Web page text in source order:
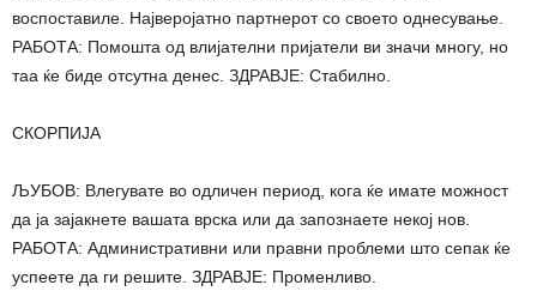
воспоставиле. Најверојатно партнерот со своето однесување.
РАБОТА: Помошта од влијателни пријатели ви значи многу, но
таа ќе биде отсутна денес. ЗДРАВЈЕ: Стабилно.
СКОРПИЈА
ЉУБОВ: Влегувате во одличен период, кога ќе имате можност
да ја зајакнете вашата врска или да запознаете некој нов.
РАБОТА: Административни или правни проблеми што сепак ќе
успеете да ги решите. ЗДРАВЈЕ: Променливо.